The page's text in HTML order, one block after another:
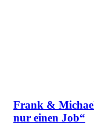
Frank &
nur einen Job“